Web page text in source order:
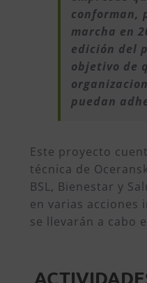
conforman,
marcha en
edición del
objetivo de
puedan
Este proyecto
técnica de
BSL, Bienestar y
en varias acciones
se llevarán a cabo